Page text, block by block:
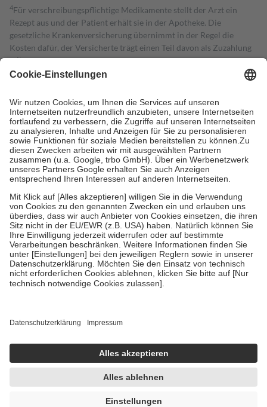
4Für verschreibungspflichtige Medikamente stellt der Arzt ein
Rezept aus und der Patient erhält sie in der Apotheke. Die
gesetzliche Krankenversicherung übernimmt in der Regel die
Kosten dafür, der Versicherte trägt einen Teil davon als Zuzahlung
mit.
Grundsätzlich leisten Mitglieder Zuzahlungen in Höhe von zehn
höchstens zehn Euro.
Es sind jedoch nie mehr als die tatsächlichen
Kosten der Leistung zu entrichten.
Diese Regeln gelten grundsätzlich auch für Online-Apotheken.
Bei Heilmitteln und häuslicher Krankenpflege beträgt die
Zuzahlung zehn Prozent der Kosten sowie zehn Euro je
Verordnung.
Um das Engagement der Versicherten für ihre eigene Gesundheit zu
stärken und die besondere Stellung der Familie zu unterstützen,
fallenkeine Zuzahlungenan bei:
• Kindern und Jugendlichen bis zum vollendeten 18. Lebensjahr
mit Ausnahme der Fahrkosten
• Untersuchungen zur Vorsorge und Früherkennung, die von der
GKV getragen werden
• empfohlenen Schutzimpfungen
• Harn- und Blutteststreifen
getroffen, um sicherzustellen, dass es sich um echte Bewertungen
https://help.etrusted.com/hc/de/articles/4419944605341
Einige Bilder und Inhalte wurden unter Zuhilfenahme künstlicher